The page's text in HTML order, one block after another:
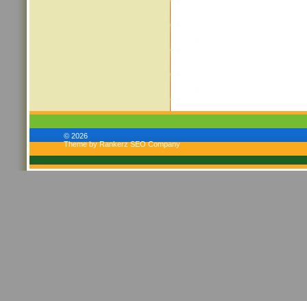
© 2026
Theme by Rankerz SEO Company